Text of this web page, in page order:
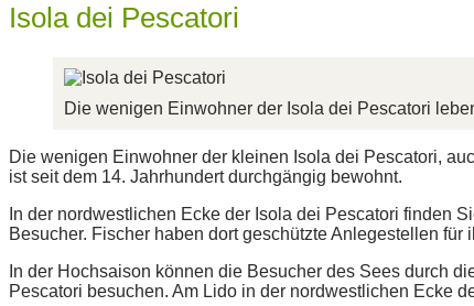
Isola dei Pescatori
Die wenigen Einwohner der Isola dei Pescatori
Die wenigen Einwohner der kleinen Isola dei Pescatori,
ist seit dem 14. Jahrhundert durchgängig bewohnt.
In der nordwestlichen Ecke der Isola dei Pescatori finden
Besucher. Fischer haben dort geschützte Anlegestellen
In der Hochsaison können die Besucher des Sees durch
Pescatori besuchen. Am Lido in der nordwestlichen Ecke